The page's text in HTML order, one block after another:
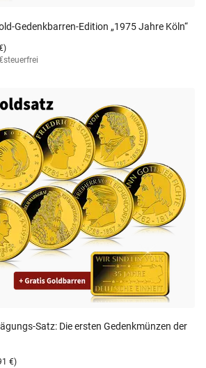
Gedenkbarren-Edition „1975 Jahre Köln“
steuerfrei
Satz: Die ersten Gedenkmünzen der
€)